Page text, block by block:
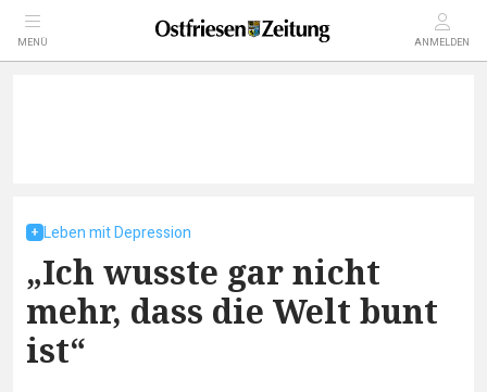
MENÜ ANMELDEN
Leben mit Depression
„Ich wusste gar nicht
mehr, dass die Welt bunt
ist“